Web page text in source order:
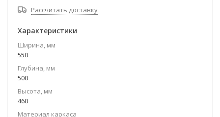
Рассчитать доставку
Характеристики
Ширина, мм
550
Глубина, мм
500
Высота, мм
460
Материал каркаса